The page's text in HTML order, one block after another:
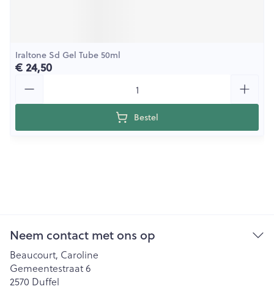
Iraltone Sd Gel Tube 50ml
€ 24,50
Bestel
Neem contact met ons op
Beaucourt, Caroline
Gemeentestraat 6
2570 Duffel